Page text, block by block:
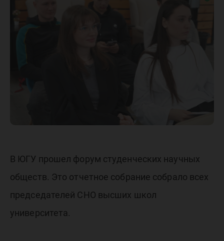
В ЮГУ прошел форум студенческих научных
обществ. Это отчетное собрание собрало всех
председателей СНО высших школ
университета.